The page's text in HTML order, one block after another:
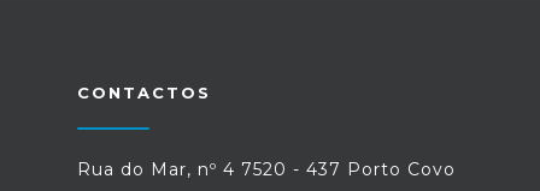
CONTACTOS
Rua do Mar, nº 4 7520 - 437 Porto Covo